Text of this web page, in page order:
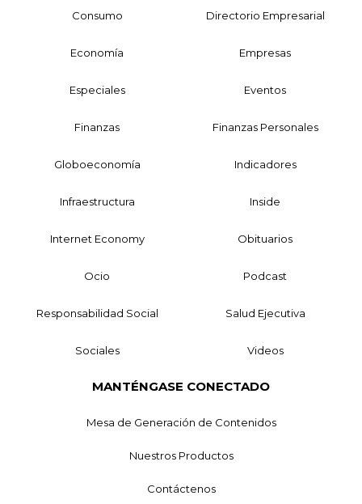
Consumo Directorio Empresarial
Economía Empresas
Especiales Eventos
Finanzas Finanzas Personales
Globoeconomía Indicadores
Infraestructura Inside
Internet Economy Obituarios
Ocio Podcast
Responsabilidad Social Salud Ejecutiva
Sociales Videos
MANTÉNGASE CONECTADO
Mesa de Generación de Contenidos
Nuestros Productos
Contáctenos